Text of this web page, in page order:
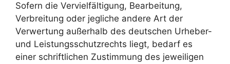
Sofern die Vervielfältigung, Bearbeitung,
Verbreitung oder jegliche andere Art der
Verwertung außerhalb des deutschen Urheber-
und Leistungsschutzrechts liegt, bedarf es
einer schriftlichen Zustimmung des jeweiligen